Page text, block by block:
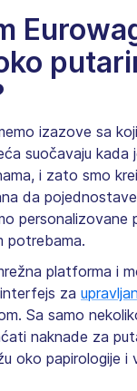
izazove sa
suočavaju kada
i zato smo
da
personalizovane
potrebama.
platforma i
za
Sa samo
naknade za
oko papirologije i